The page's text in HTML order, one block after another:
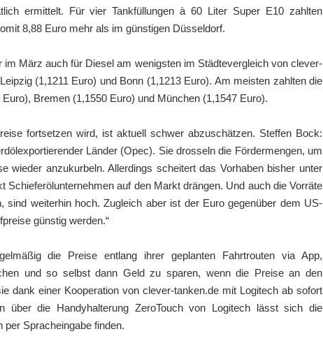
ermittelt. Für vier Tankfüllungen à 60 Liter Super E10 zahlten
8,88 Euro mehr als im günstigen Düsseldorf.
im März auch für Diesel am wenigsten im Städtevergleich von clever-
(1,1211 Euro) und Bonn (1,1213 Euro). Am meisten zahlten die
Bremen (1,1550 Euro) und München (1,1547 Euro).
fortsetzen wird, ist aktuell schwer abzuschätzen. Steffen Bock:
Länder (Opec). Sie drosseln die Fördermengen, um
wieder anzukurbeln. Allerdings scheitert das Vorhaben bisher unter
auf den Markt drängen. Und auch die Vorräte
sind weiterhin hoch. Zugleich aber ist der Euro gegenüber dem US-
günstig werden.“
die Preise entlang ihrer geplanten Fahrtrouten via App,
und so selbst dann Geld zu sparen, wenn die Preise an den
dank einer Kooperation von clever-tanken.de mit Logitech ab sofort
über die Handyhalterung ZeroTouch von Logitech lässt sich die
Spracheingabe finden.